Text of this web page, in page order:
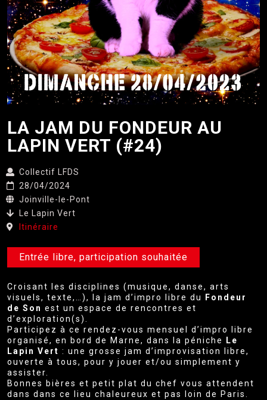
LA JAM DU FONDEUR AU
LAPIN VERT (#24)
Collectif LFDS
28/04/2024
Joinville-le-Pont
Le Lapin Vert
Itinéraire
Entrée libre, participation souhaitée
Croisant les disciplines (musique, danse, arts
visuels, texte,…), la jam d’impro libre du
Fondeur
de Son est un espace de rencontres et
d’exploration(s).
Participez à ce rendez-vous mensuel d’impro libre
organisé, en bord de Marne, dans la péniche
Le
Lapin Vert : une grosse jam d’improvisation libre,
ouverte à tous, pour y jouer et/ou simplement y
assister.
Bonnes bières et petit plat du chef vous attendent
dans dans ce lieu chaleureux et pas loin de Paris.